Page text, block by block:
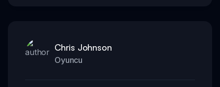
Chris Johnson
Oyuncu